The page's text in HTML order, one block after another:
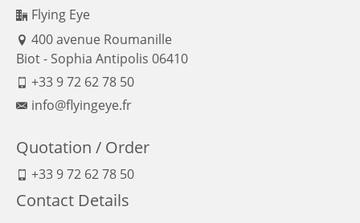
Flying Eye
400 avenue Roumanille
Biot - Sophia Antipolis 06410
+33 9 72 62 78 50
info@flyingeye.fr
Quotation / Order
+33 9 72 62 78 50
Contact Details